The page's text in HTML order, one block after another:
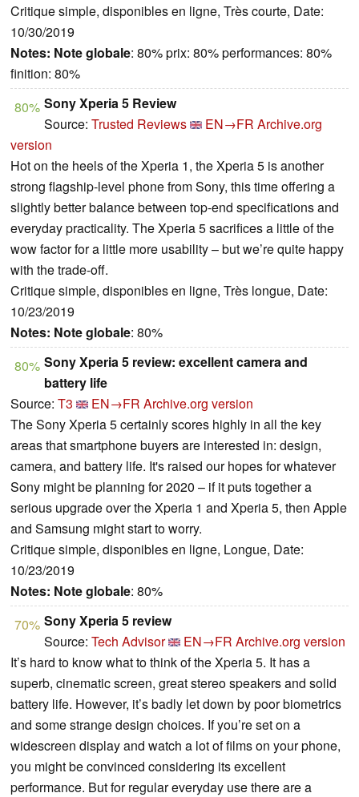
Critique simple, disponibles en ligne, Très courte, Date:
10/30/2019
Notes: Note globale: 80% prix: 80% performances: 80%
finition: 80%
80% Sony Xperia 5 Review
Source: Trusted Reviews EN→FR Archive.org
version
Hot on the heels of the Xperia 1, the Xperia 5 is another
strong flagship-level phone from Sony, this time offering a
slightly better balance between top-end specifications and
everyday practicality. The Xperia 5 sacrifices a little of the
wow factor for a little more usability – but we’re quite happy
with the trade-off.
Critique simple, disponibles en ligne, Très longue, Date:
10/23/2019
Notes: Note globale: 80%
80% Sony Xperia 5 review: excellent camera and
battery life
Source: T3 EN→FR Archive.org version
The Sony Xperia 5 certainly scores highly in all the key
areas that smartphone buyers are interested in: design,
camera, and battery life. It's raised our hopes for whatever
Sony might be planning for 2020 – if it puts together a
serious upgrade over the Xperia 1 and Xperia 5, then Apple
and Samsung might start to worry.
Critique simple, disponibles en ligne, Longue, Date:
10/23/2019
Notes: Note globale: 80%
70% Sony Xperia 5 review
Source: Tech Advisor EN→FR Archive.org version
It’s hard to know what to think of the Xperia 5. It has a
superb, cinematic screen, great stereo speakers and solid
battery life. However, it’s badly let down by poor biometrics
and some strange design choices. If you’re set on a
widescreen display and watch a lot of films on your phone,
you might be convinced considering its excellent
performance. But for regular everyday use there are a